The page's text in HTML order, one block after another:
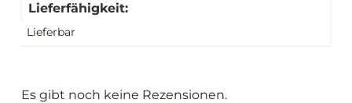
Lieferfähigkeit:
Lieferbar
Es gibt noch keine Rezensionen.